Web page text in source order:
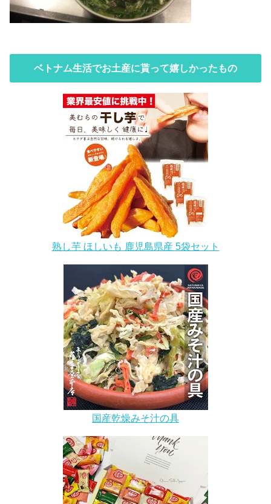
ベトナム生活でお土産に貰って嬉しかったもの
熟し芋 ほしいも 鹿児島県産 5袋セット
国産乾燥みそ汁の具